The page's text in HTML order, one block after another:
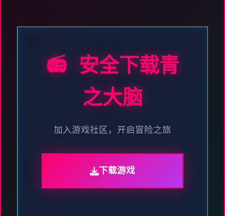
📻 安全下载青
之大脑
加入游戏社区，开启冒险之旅
下载游戏